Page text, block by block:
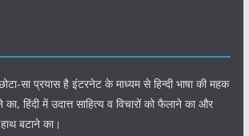
सा प्रयास है इंटरनेट के माध्यम से हिन्दी भाषा की महक
हिंदी में उदात्त साहित्य व विचारों को फैलाने का और
बटाने का।